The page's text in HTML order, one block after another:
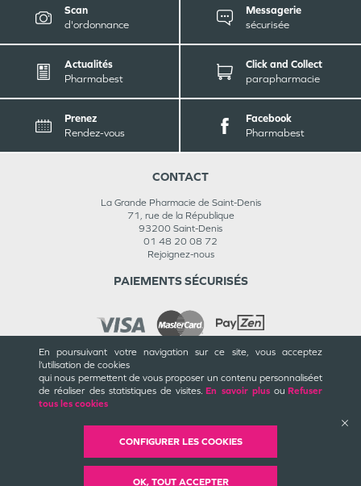
En poursuivant votre navigation sur ce site, vous acceptez
l’utilisation de cookies
qui nous permettent de vous proposer un contenu personnaliséet
de réaliser des statistiques de visites. En savoir plusou Refuser
tous les cookies
CONFIGURER LES COOKIES
OK, TOUT ACCEPTER
Scan
d'ordonnance
Messagerie
sécurisée
Actualités
Pharmabest
Click and Collect
parapharmacie
Prenez
Rendez-vous
Facebook
Pharmabest
CONTACT
La Grande Pharmacie de Saint-Denis
71, rue de la République
93200 Saint-Denis
01 48 20 08 72
Rejoignez-nous
CGU / CGV
Rappels de produits
Création2018-2026
PAIEMENTS SÉCURISÉS